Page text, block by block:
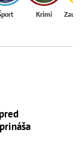
Krimi